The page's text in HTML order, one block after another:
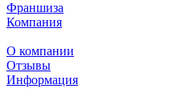
Франшиза
Компания
О компании
Отзывы
Информация